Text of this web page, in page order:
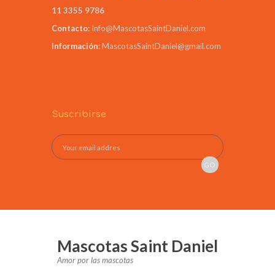
11 3355 9786
Contacto: Info@MascotasSaintDaniel.com
Información:MascotasSaintDaniel@gmail.com
Suscribirse
Mascotas Saint Daniel
Amor por las mascotas